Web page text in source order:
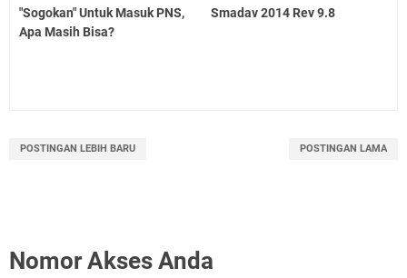
"Sogokan" Untuk Masuk PNS,
Apa Masih Bisa?
Smadav 2014 Rev 9.8
POSTINGAN LEBIH BARU POSTINGAN LAMA
Nomor Akses Anda